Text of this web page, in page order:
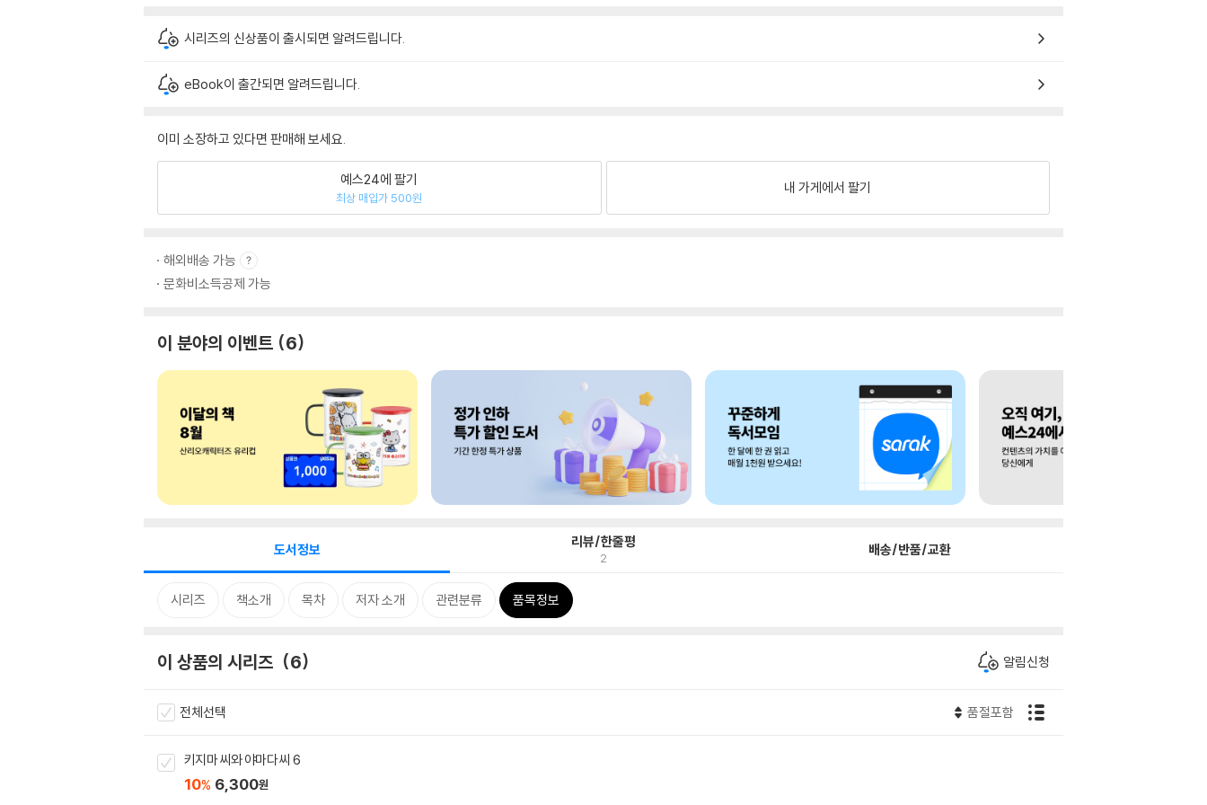
시리즈의 신상품이 출시되면 알려드립니다.
eBook이 출간되면 알려드립니다.
이미 소장하고 있다면 판매해 보세요.
예스24에 팔기
최상 매입가 500원
내 가게에서 팔기
해외배송 가능
문화비소득공제 가능
이 분야의 이벤트 6
도서정보 리뷰/한줄평
2 배송/반품/교환
시리즈 책소개 목차 저자 소개 관련분류 품목정보
이 상품의 시리즈 6 알림신청
전체선택 품절포함
키지마 씨와 야마다 씨 6
10% 6,300원